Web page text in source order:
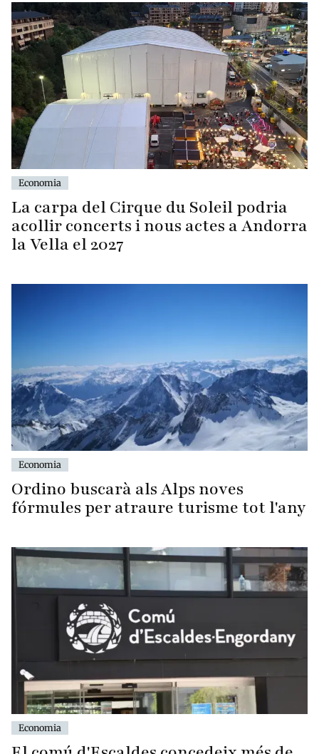
Economia
La carpa del Cirque du Soleil podria
acollir concerts i nous actes a Andorra
la Vella el 2027
Economia
Ordino buscarà als Alps noves
fórmules per atraure turisme tot l'any
Economia